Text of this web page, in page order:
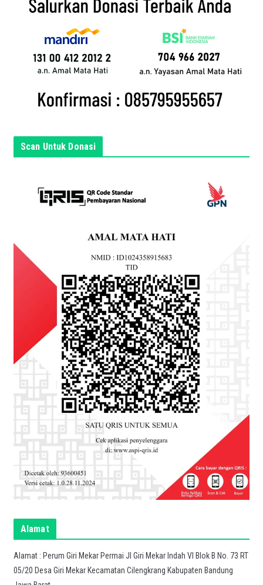
n
Scan Untuk Donasi
Alamat
Alamat : Perum Giri Mekar Permai Jl Giri Mekar Indah VI Blok B No. 73 RT
05/20 Desa Giri Mekar Kecamatan Cilengkrang Kabupaten Bandung